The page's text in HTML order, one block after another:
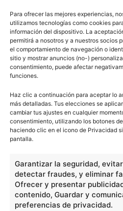
Para ofrecer las mejores experiencias,
utilizamos tecnologías como cookies
información del dispositivo. La
permitirá a nosotros y a nuestros socios
el comportamiento de navegación o
sitio y mostrar anuncios (no-)
consentimiento, puede afectar
funciones.
Haz clic a continuación para aceptar lo
más detalladas. Tus elecciones se
cambiar tus ajustes en cualquier
consentimiento, utilizando los botones
haciendo clic en el icono de Privacidad
pantalla.
Garantizar la seguridad,
detectar fraudes, y eliminar
Ofrecer y presentar
contenido, Guardar y
preferencias de privacidad.
Básico
Ciencias
Filosofía
Historia
Lengua
Tecnología
Varios
En Básico
Las formas del relieve y sus
Números romanos